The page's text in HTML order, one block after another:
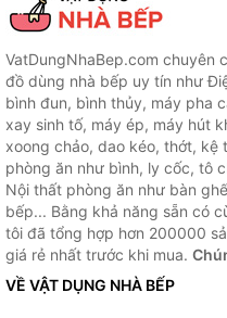
VatDungNhaBep.com chuyên
đồ dùng nhà bếp uy tín như
bình đun, bình thủy, máy pha
xay sinh tố, máy ép, máy hút
xoong chảo, dao kéo, thớt,
phòng ăn như bình, ly cốc, tô
Nội thất phòng ăn như bàn
bếp... Bằng khả năng sẵn có
tôi đã tổng hợp hơn 200000
giá rẻ nhất trước khi mua.
VỀ VẬT DỤNG NHÀ BẾP